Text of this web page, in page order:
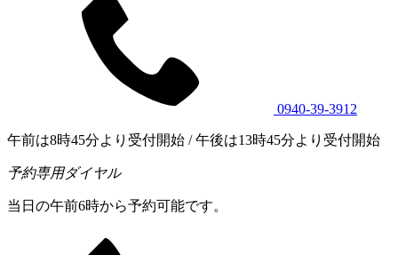
0940-39-3912
午前は8時45分より受付開始 / 午後は13時45分より受付開始
予約専用ダイヤル
当日の午前6時から予約可能です。